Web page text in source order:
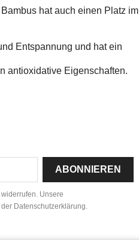
hat auch einen Platz im
Entspannung und hat ein
antioxidative Eigenschaften.
Unsere
Datenschutzerklärung.